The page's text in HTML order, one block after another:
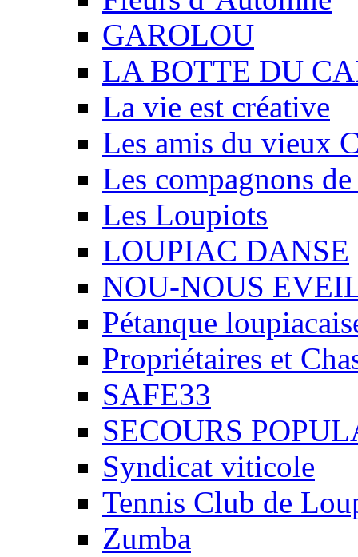
GAROLOU
LA BOTTE DU
La vie est créative
Les amis du vieux
Les compagnons
Les Loupiots
LOUPIAC DANSE
NOU-NOUS
Pétanque
Propriétaires et
SAFE33
SECOURS
Syndicat viticole
Tennis Club de
Zumba